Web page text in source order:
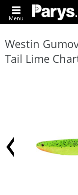
Menu
Westin
Tail Lime